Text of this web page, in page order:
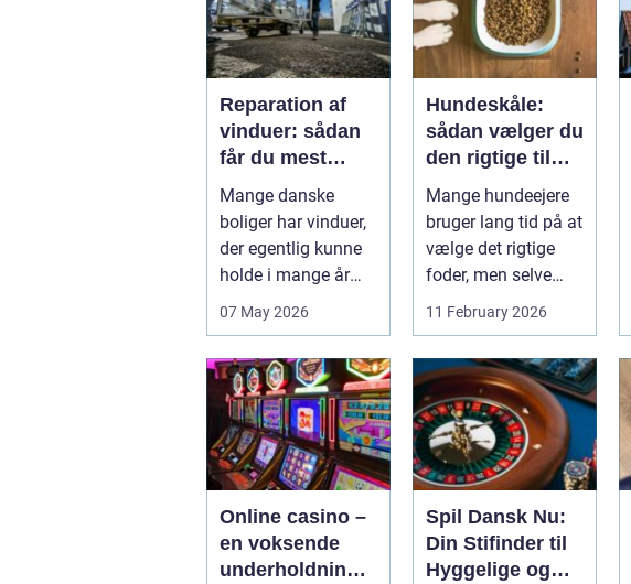
Reparation af
vinduer: sådan
får du mest
muligt ud af
dine gamle
rammer
Mange danske
boliger har vinduer,
der egentlig kunne
holde i mange år
endnu, hvis de fik
den r...
07 May 2026
Hundeskåle:
sådan vælger du
den rigtige til
din hund
Mange hundeejere
bruger lang tid på at
vælge det rigtige
foder, men selve
skålen b...
11 February 2026
Online casino –
en voksende
underholdningsi
Spil Dansk Nu:
Din Stifinder til
Hyggelige og